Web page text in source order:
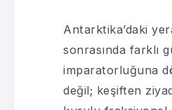
Antarktika’daki
sonrasında farklı
imparatorluğuna
değil; keşiften